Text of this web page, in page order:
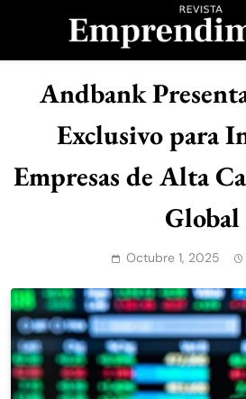
Andbank
Exclusivo para
Empresas de Alta
Global
Octubre 1, 2025